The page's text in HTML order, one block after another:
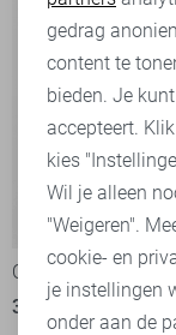
Object Top
32,00
Marketing
gedrag
content te
bieden. Je
accepteert.
kies
Wil je alleen
"Weigeren".
cookie- en
je instellingen
onder aan de